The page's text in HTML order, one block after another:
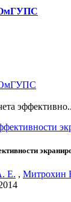
ОмГУПС
ОмГУПС
Е. , Митрохин